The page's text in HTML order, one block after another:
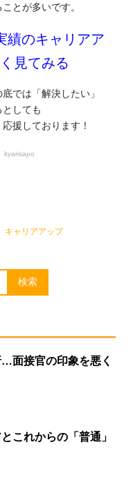
とが多いです。
績のキャリアア
見てみる
では「解決したい」
しても
援しております！
kyarisapo
キャリアアップ
検索
面接官の印象を悪く
これからの「普通」